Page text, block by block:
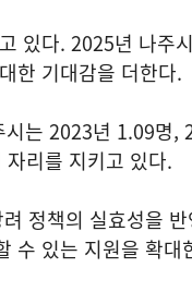
있다. 2025년 나주
한 기대감을 더한다.
시는 2023년 1.09명
리를 지키고 있다.
정책의 실효성을
수 있는 지원을 확